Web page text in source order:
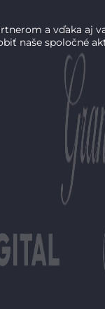
a vďaka aj
naše spoločné